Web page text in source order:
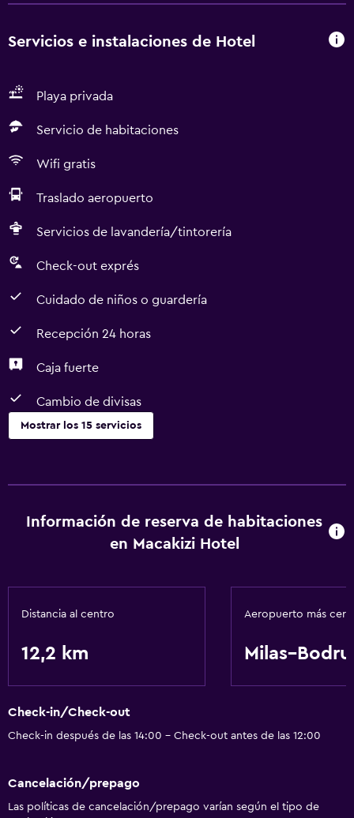
Servicios e instalaciones de Hotel
Playa privada
Servicio de habitaciones
Wifi gratis
Traslado aeropuerto
Servicios de lavandería/tintorería
Check-out exprés
Cuidado de niños o guardería
Recepción 24 horas
Caja fuerte
Cambio de divisas
Mostrar los 15 servicios
Servicio de habitaciones
Check-out exprés
Piscina y spa
Vapor
Información de reserva de habitaciones
en Macakizi Hotel
Distancia al centro
12,2 km
Aeropuerto más
Check-in/Check-out
Check-in después de las 14:00 - Check-out antes de las 12:00
Cancelación/prepago
Las políticas de cancelación/prepago varían según el tipo de